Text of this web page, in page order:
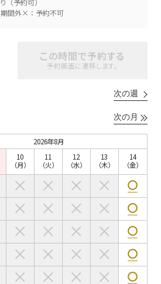
（予約可）
間外×：予約不可
この時間で予約する
予約画面に遷移します。
次の週
次の月
2026年8月
10
（月）
11
（火）
12
（水）
13
（木）
14
（金）
3346-1396
18:00（土日祝日・年末年始を除く）
からのお問合せ
お問合せフォーム
3名掛け
形式
島型 T字島型